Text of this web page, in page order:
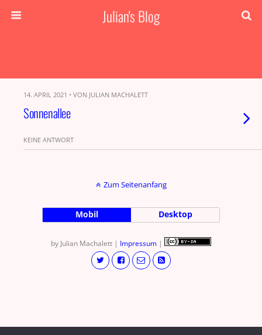
Julian's Blog
14. APRIL 2021 • VON JULIAN MACHALETT
Sonnenallee
KEINE ANTWORT
Zum Seitenanfang
Mobil Desktop
by Julian Machalett | Impressum |